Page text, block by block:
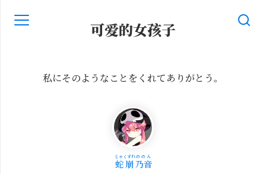
可爱的女孩子
私にそのようなことをくれてありがとう。
蛇崩
じゃくずれ
乃音
ののん